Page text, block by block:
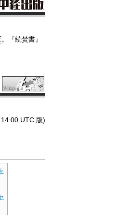
。『続焚書』
UTC 版)